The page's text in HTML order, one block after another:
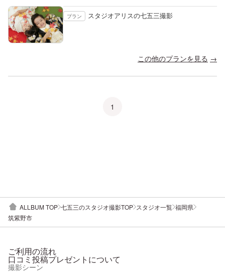
プラン スタジオアリスの七五三撮影
この他のプランを見る
1
ALLBUM TOP 七五三のスタジオ撮影TOP スタジオ一覧 福岡県
筑紫野市
ご利用の流れ
口コミ投稿プレゼントについて
撮影シーン